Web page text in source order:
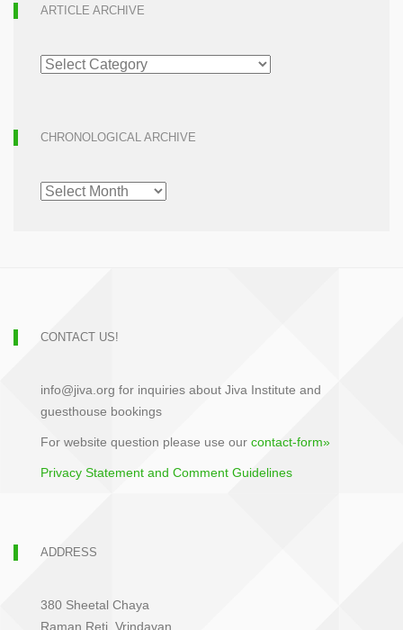
ARTICLE ARCHIVE
ARTICLE
ARCHIVE
CHRONOLOGICAL ARCHIVE
CHRONOLOGICAL
ARCHIVE
CONTACT US!
info@jiva.org for inquiries about Jiva Institute and
guesthouse bookings
For website question please use our contact-form»
Privacy Statement and Comment Guidelines
ADDRESS
380 Sheetal Chaya
Raman Reti, Vrindavan